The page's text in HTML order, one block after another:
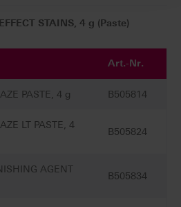
STAINS, 4 g (Paste)
Art.-Nr.
PASTE, 4 g B505814
LT PASTE, 4
B505824
AGENT
B505834